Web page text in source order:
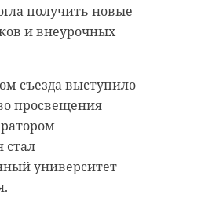
получить новые
и внеурочных
съезда выступило
просвещения
стал
университет